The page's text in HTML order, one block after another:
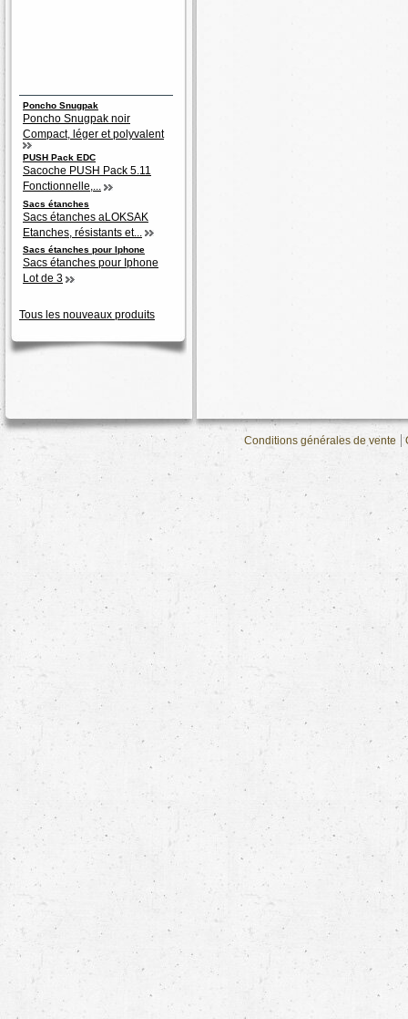
Poncho Snugpak
Poncho Snugpak noir
Compact, léger et polyvalent
PUSH Pack EDC
Sacoche PUSH Pack 5.11
Fonctionnelle,...
Sacs étanches
Sacs étanches aLOKSAK
Etanches, résistants et...
Sacs étanches pour Iphone
Sacs étanches pour Iphone
Lot de 3
Tous les nouveaux produits
Conditions générales de vente